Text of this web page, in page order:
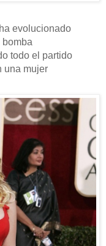
evolucionado
bomba
todo el partido
una mujer